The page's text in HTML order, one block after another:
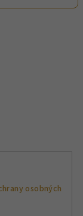
osobných